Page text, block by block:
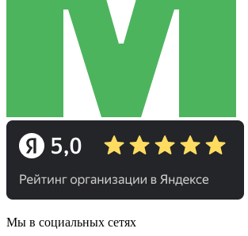
Мы в социальных сетях